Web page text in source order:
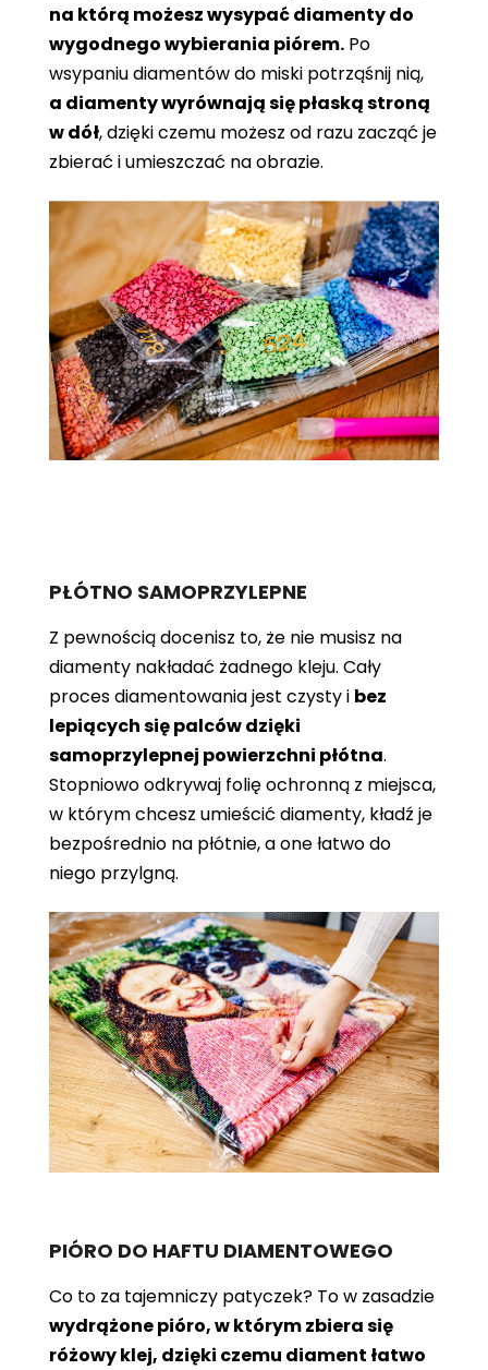
na którą możesz wysypać diamenty do
wygodnego wybierania piórem. Po
wsypaniu diamentów do miski potrząśnij nią,
a diamenty wyrównają się płaską stroną
w dół, dzięki czemu możesz od razu zacząć je
zbierać i umieszczać na obrazie.
PŁÓTNO SAMOPRZYLEPNE
Z pewnością docenisz to, że nie musisz na
diamenty nakładać żadnego kleju. Cały
proces diamentowania jest czysty i bez
lepiących się palców dzięki
samoprzylepnej powierzchni płótna.
Stopniowo odkrywaj folię ochronną z miejsca,
w którym chcesz umieścić diamenty, kładź je
bezpośrednio na płótnie, a one łatwo do
niego przylgną.
PIÓRO DO HAFTU DIAMENTOWEGO
Co to za tajemniczy patyczek? To w zasadzie
wydrążone pióro, w którym zbiera się
różowy klej, dzięki czemu diament łatwo